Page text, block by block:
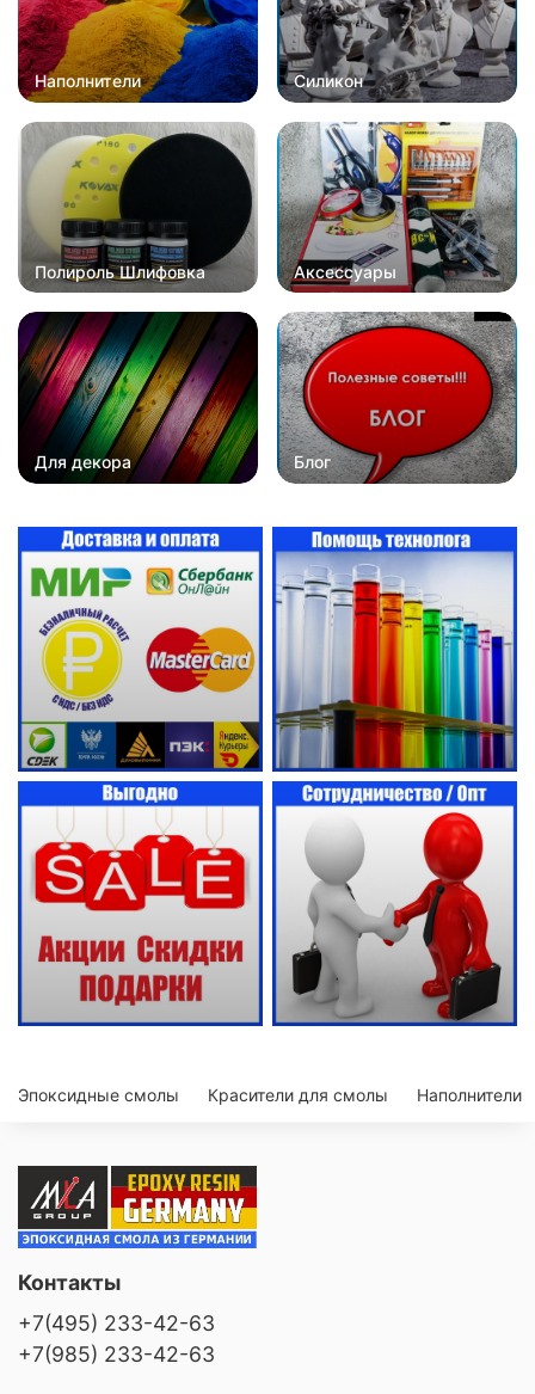
Наполнители Силикон
Полироль Шлифовка Аксессуары
Для декора Блог
Эпоксидные смолы Красители для смолы Наполнители
Контакты
+7(495) 233-42-63
+7(985) 233-42-63